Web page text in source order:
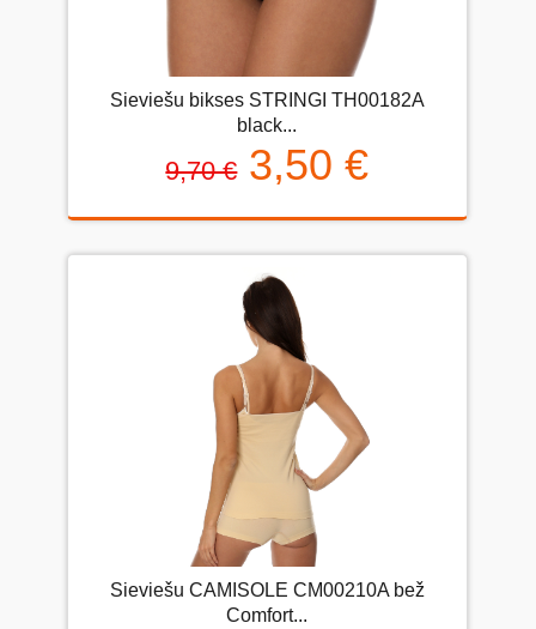
Sieviešu bikses STRINGI TH00182A
black...
9,70 € 3,50 €
Sieviešu CAMISOLE CM00210A bež
Comfort...